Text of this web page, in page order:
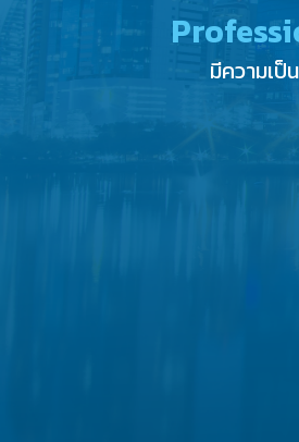
มีความเ